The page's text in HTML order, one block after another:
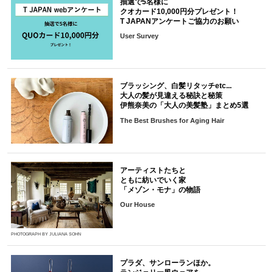
抽選で5名様に
クオカード10,000円分プレゼント！
T JAPANアンケートご協力のお願い
User Survey
ブラッシング、白髪リタッチetc...
大人の髪が見違える秘訣と秘策
伊熊奈美の「大人の美髪塾」まとめ5選
The Best Brushes for Aging Hair
PHOTOGRAPH BY JULIANA SOHN
アーティストたちと
ともに紡いでいく家
「メゾン・モナ」の物語
Our House
プラダ、サンローランほか。